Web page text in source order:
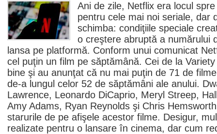
Ani de zile, Netflix era locul
pentru cele mai noi seriale, dar
schimba: condiţiile speciale
o creştere abruptă a numărului
lansa pe platformă. Conform unui comunicat
cel puţin un film pe săptămână. Cei de la
bine şi au anunţat că nu mai puţin de 71 de filme
de-a lungul celor 52 de săptămâni ale anului.
Lawrence, Leonardo DiCaprio, Meryl Streep,
Amy Adams, Ryan Reynolds şi Chris Hemsworth
starurile de pe afişele acestor filme. Desigur,
realizate pentru o lansare în cinema, dar cum